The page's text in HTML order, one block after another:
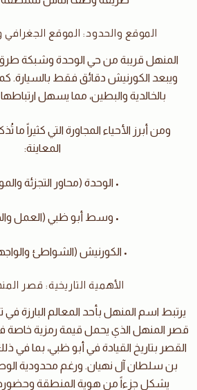
الموقع والحدود: الموقع الجغرافي
المنهل قريبة من حي الوحدة وشبكة
ويبعد الكورنيش دقائق فقط بالسيارة.
بالخالدية والبطين، مما يسهل ارتباطها
ومن أبرز الأحياء المجاورة التي كثيراً
المعاينة:
• الوحدة (محاور التجزئة
• وسط أبو ظبي (العمل
• الكورنيش (الشواطئ
الأهمية التاريخية: قصر
يرتبط اسم المنهل بأحد المعالم البارزة في
قصر المنهل الذي يحمل قيمة رمزية خاصة
القصر بتاريخ القيادة في أبو ظبي، بما في
بن سلطان آل نهيان. ورغم محدودية
يشكل جزءاً من هوية المنطقة